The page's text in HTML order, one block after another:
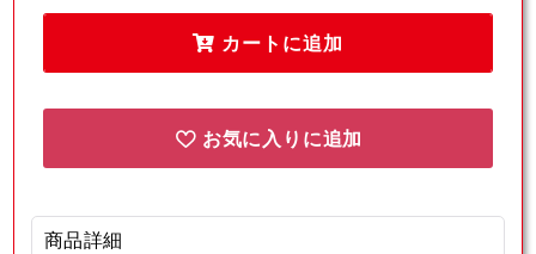
ギ
転
ッ
ズ}
ギ
ー
転
闘
(D)
ッ
カートに追加
お気に入りに追加
商品詳細